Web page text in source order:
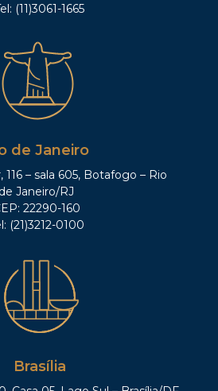
(11)3061-1665
de Janeiro
116 – sala 605, Botafogo – Rio
de Janeiro/RJ
22290-160
(21)3212-0100
Brasília